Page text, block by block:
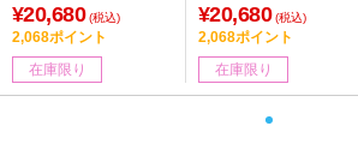
¥20,680 (税込)
2,068ポイント
在庫限り
¥20,680 (税込)
2,068ポイント
在庫限り